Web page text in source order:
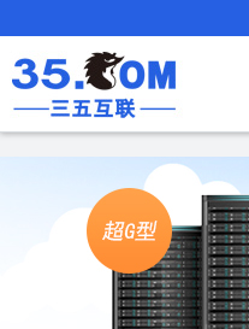
域名注册
域名价格总览
近期促销
企业邮箱
EDM邮件营销
刺猬响站
微信小程序
定制及品牌建
经济型
全能型
独享型
基础版
标准版
高级版
云OA
人脉云名片
SSL证书
申请
国密证书
申请
谷易搜
海外加速